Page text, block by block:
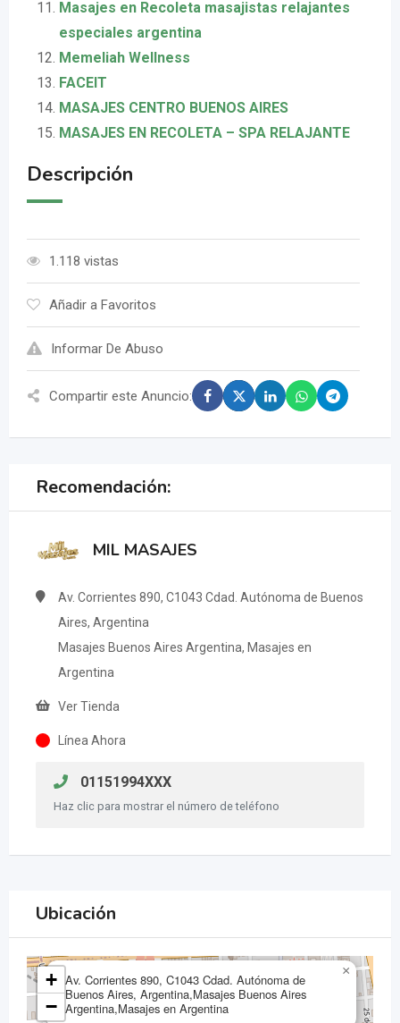
Masajes en Recoleta masajistas relajantes
especiales argentina
Memeliah Wellness
FACEIT
MASAJES CENTRO BUENOS AIRES
MASAJES EN RECOLETA – SPA RELAJANTE
Descripción
1.118 vistas
Añadir a Favoritos
Informar De Abuso
Compartir este Anuncio:
Recomendación:
MIL MASAJES
Av. Corrientes 890, C1043 Cdad. Autónoma de Buenos
Aires, Argentina
Masajes Buenos Aires Argentina, Masajes en
Argentina
Ver Tienda
Línea Ahora
01151994XXX
Haz clic para mostrar el número de teléfono
Ubicación
Av. Corrientes 890, C1043 Cdad. Autónoma de
Buenos Aires, Argentina,Masajes Buenos Aires
Argentina,Masajes en Argentina
×
+
−